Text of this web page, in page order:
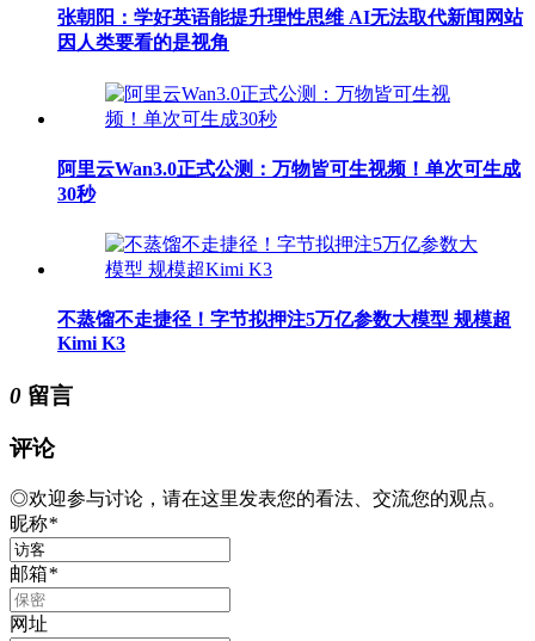
张朝阳：学好英语能提升理性思维 AI无法取代新闻网站
因人类要看的是视角
阿里云Wan3.0正式公测：万物皆可生视频！单次可生成
30秒
不蒸馏不走捷径！字节拟押注5万亿参数大模型 规模超
Kimi K3
0 留言
评论
◎欢迎参与讨论，请在这里发表您的看法、交流您的观点。
昵称*
邮箱*
网址